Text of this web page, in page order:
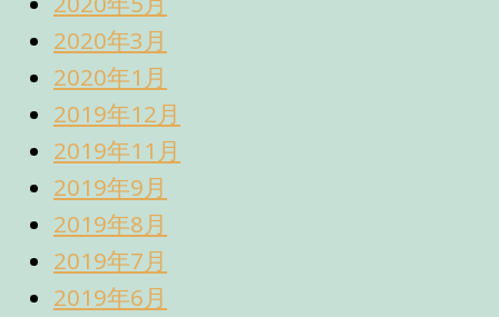
2020年3月
2020年1月
2019年12月
2019年11月
2019年9月
2019年8月
2019年7月
2019年6月